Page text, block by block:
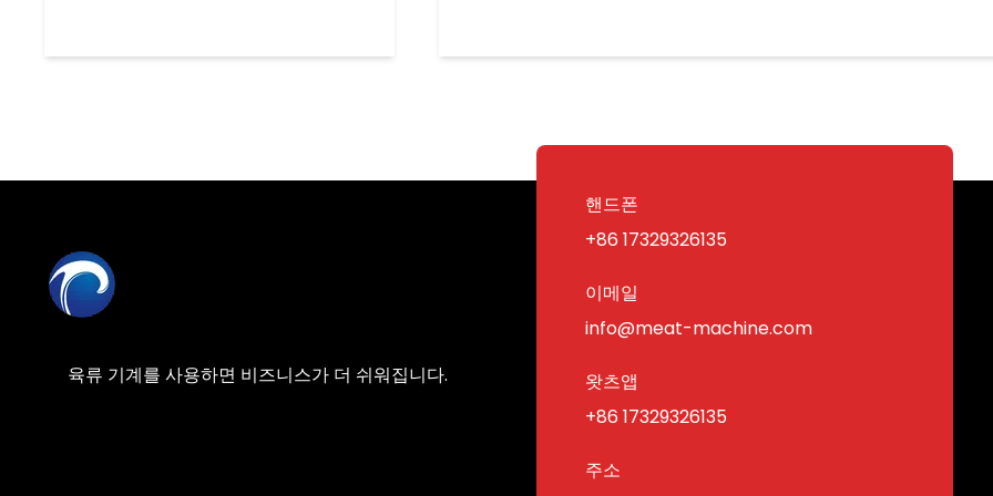
육류 기계를 사용하면 비즈니스가 더 쉬워집니다.
핸드폰
+86 17329326135
이메일
info@meat-machine.com
왓츠앱
+86 17329326135
주소